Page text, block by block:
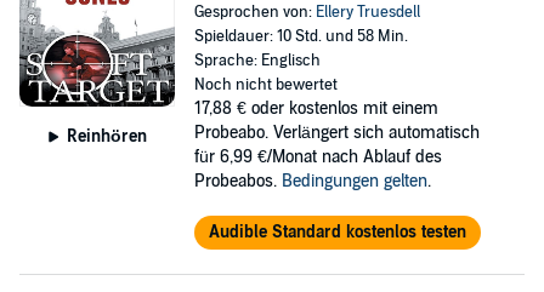
Reinhören
Gesprochen von: Ellery Truesdell
Spieldauer: 10 Std. und 58 Min.
Sprache: Englisch
Noch nicht bewertet
17,88 € oder kostenlos mit einem
Probeabo. Verlängert sich automatisch
für 6,99 €/Monat nach Ablauf des
Probeabos. Bedingungen gelten.
Audible Standard kostenlos testen